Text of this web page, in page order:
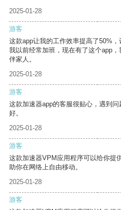
2025-01-28
游客
这款app让我的工作效率提高了50%，
我以前经常加班，现在有了这个app
伴家人。
2025-01-28
游客
这款加速器app的客服很贴心，遇到
好。
2025-01-28
游客
这款加速器VPM应用程序可以给你提
助你在网络上自由移动。
2025-01-28
游客